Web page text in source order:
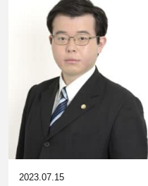
不正競争防止法
住居侵入等
名誉棄損・侮辱
2023.07.15